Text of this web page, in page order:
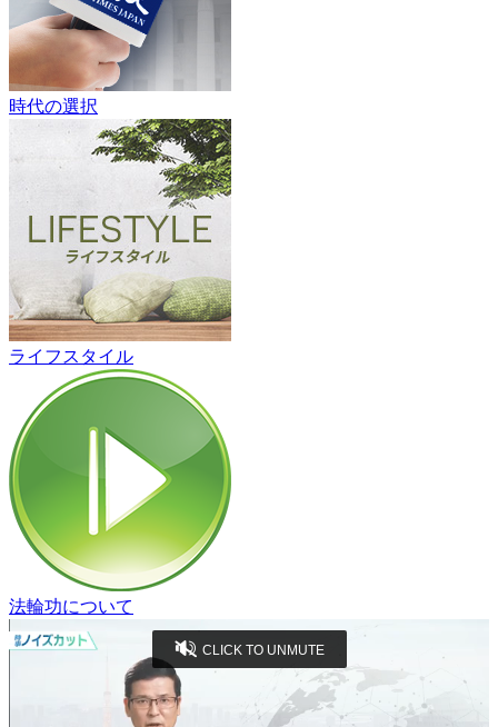
時代の選択
ライフスタイル
法輪功について
CLICK TO UNMUTE